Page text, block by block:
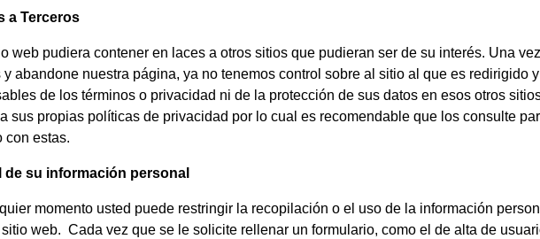
a Terceros
web pudiera contener en laces a otros sitios que pudieran ser de su interés. Una
y abandone nuestra página, ya no tenemos control sobre al sitio al que es redirigido
de los términos o privacidad ni de la protección de sus datos en esos otros
sus propias políticas de privacidad por lo cual es recomendable que los consulte
con estas.
de su información personal
momento usted puede restringir la recopilación o el uso de la información
web. Cada vez que se le solicite rellenar un formulario, como el de alta de